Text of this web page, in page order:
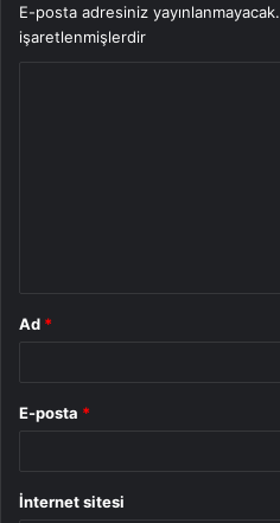
E-posta adresiniz yayınlanmayacak.
işaretlenmişlerdir
Ad *
E-posta *
İnternet sitesi